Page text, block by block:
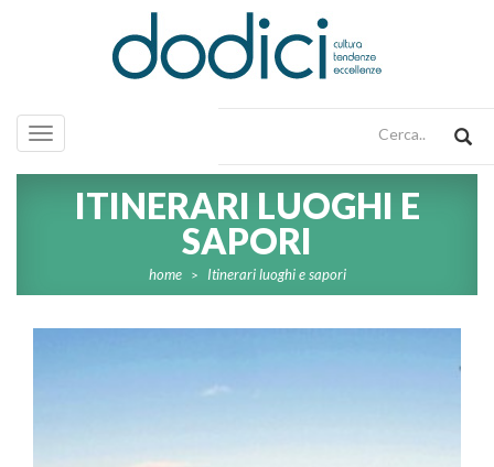
Toggle
navigation
ITINERARI LUOGHI E
SAPORI
home > Itinerari luoghi e sapori